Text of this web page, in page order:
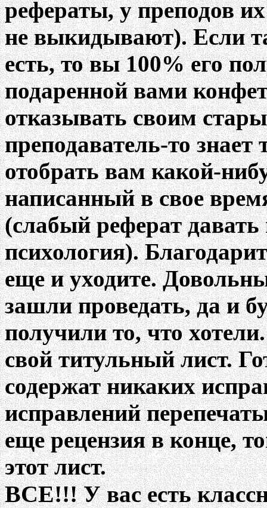
рефераты, у преподов
не выкидывают). Если
есть, то вы 100% его
подаренной вами
отказывать своим
преподаватель-то
отобрать вам какой-
написанный в свое
(слабый реферат
психология).
еще и уходите.
зашли проведать, да и
получили то, что
свой титульный лист.
содержат никаких
исправлений
еще рецензия в конце,
этот лист.
ВСЕ!!!У вас есть